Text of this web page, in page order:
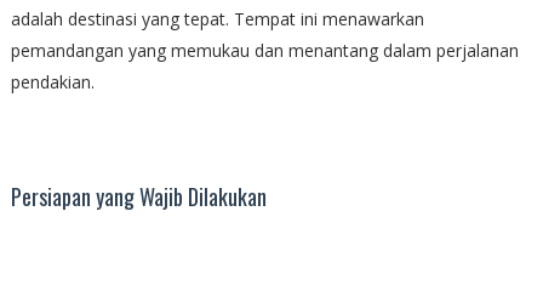
adalah destinasi yang tepat. Tempat ini menawarkan
pemandangan yang memukau dan menantang dalam perjalanan
pendakian.
Persiapan yang Wajib Dilakukan